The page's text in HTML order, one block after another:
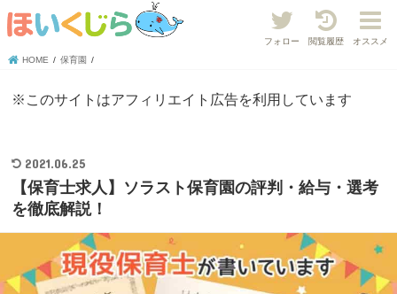
フォロー 閲覧履歴
オススメ
HOME
保育園
※このサイトはアフィリエイト広告を利用しています
2021.06.25
【保育士求人】ソラスト保育園の評判・給与・選考
を徹底解説！